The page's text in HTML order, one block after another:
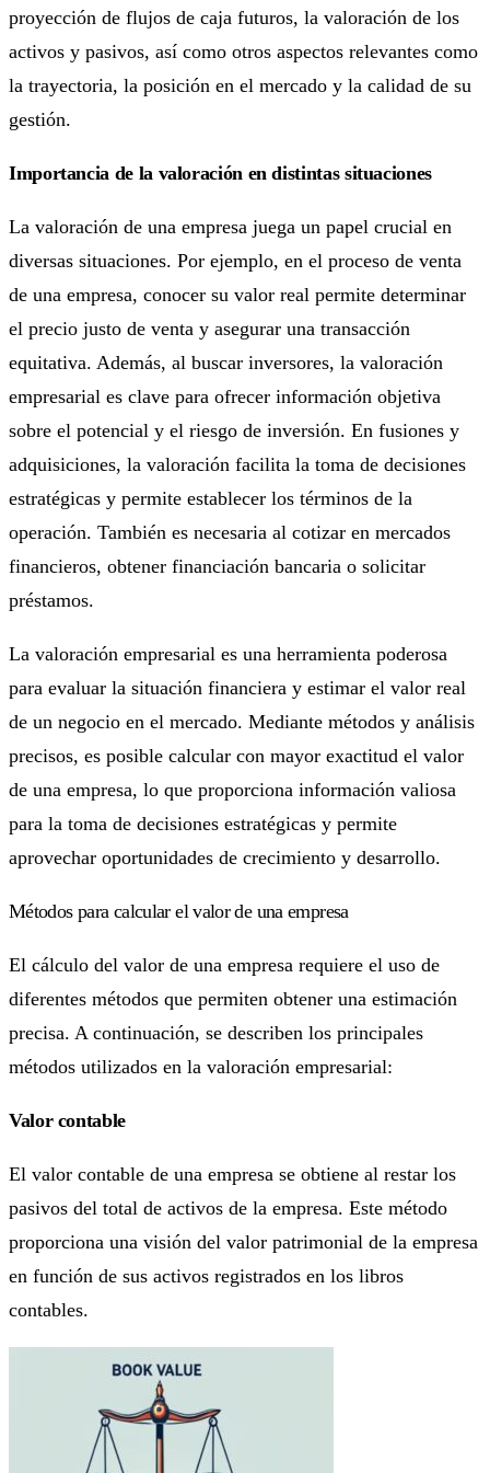
proyección de flujos de caja futuros, la valoración de los
activos y pasivos, así como otros aspectos relevantes como
la trayectoria, la posición en el mercado y la calidad de su
gestión.
Importancia de la valoración en distintas situaciones
La valoración de una empresa juega un papel crucial en
diversas situaciones. Por ejemplo, en el proceso de venta
de una empresa, conocer su valor real permite determinar
el precio justo de venta y asegurar una transacción
equitativa. Además, al buscar inversores, la valoración
empresarial es clave para ofrecer información objetiva
sobre el potencial y el riesgo de inversión. En fusiones y
adquisiciones, la valoración facilita la toma de decisiones
estratégicas y permite establecer los términos de la
operación. También es necesaria al cotizar en mercados
financieros, obtener financiación bancaria o solicitar
préstamos.
La valoración empresarial es una herramienta poderosa
para evaluar la situación financiera y estimar el valor real
de un negocio en el mercado. Mediante métodos y análisis
precisos, es posible calcular con mayor exactitud el valor
de una empresa, lo que proporciona información valiosa
para la toma de decisiones estratégicas y permite
aprovechar oportunidades de crecimiento y desarrollo.
Métodos para calcular el valor de una empresa
El cálculo del valor de una empresa requiere el uso de
diferentes métodos que permiten obtener una estimación
precisa. A continuación, se describen los principales
métodos utilizados en la valoración empresarial:
Valor contable
El valor contable de una empresa se obtiene al restar los
pasivos del total de activos de la empresa. Este método
proporciona una visión del valor patrimonial de la empresa
en función de sus activos registrados en los libros
contables.